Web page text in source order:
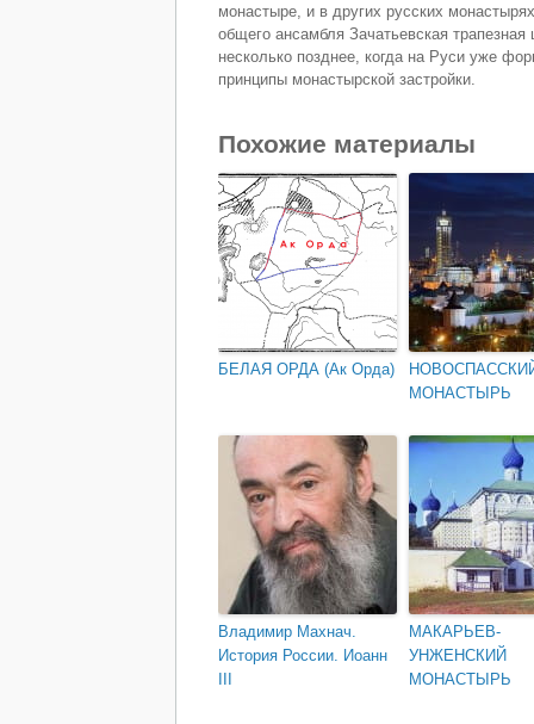
монастыре, и в других русских
общего ансамбля Зачатьевская трапезная
несколько позднее, когда на Руси уже
принципы монастырской застройки.
Похожие материалы
БЕЛАЯ ОРДА (Ак Орда)
МОНАСТЫРЬ
Владимир Махнач.
История России. Иоанн
МАКАРЬЕВ-
УНЖЕНСКИЙ
МОНАСТЫРЬ